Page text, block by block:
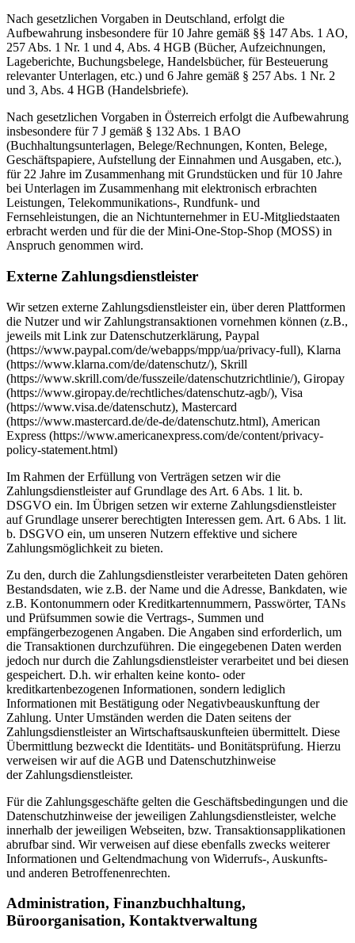
Nach gesetzlichen Vorgaben in Deutschland, erfolgt die
Aufbewahrung insbesondere für 10 Jahre gemäß §§ 147 Abs. 1 AO,
257 Abs. 1 Nr. 1 und 4, Abs. 4 HGB (Bücher, Aufzeichnungen,
Lageberichte, Buchungsbelege, Handelsbücher, für Besteuerung
relevanter Unterlagen, etc.) und 6 Jahre gemäß § 257 Abs. 1 Nr. 2
und 3, Abs. 4 HGB (Handelsbriefe).
Nach gesetzlichen Vorgaben in Österreich erfolgt die Aufbewahrung
insbesondere für 7 J gemäß § 132 Abs. 1 BAO
(Buchhaltungsunterlagen, Belege/Rechnungen, Konten, Belege,
Geschäftspapiere, Aufstellung der Einnahmen und Ausgaben, etc.),
für 22 Jahre im Zusammenhang mit Grundstücken und für 10 Jahre
bei Unterlagen im Zusammenhang mit elektronisch erbrachten
Leistungen, Telekommunikations-, Rundfunk- und
Fernsehleistungen, die an Nichtunternehmer in EU-Mitgliedstaaten
erbracht werden und für die der Mini-One-Stop-Shop (MOSS) in
Anspruch genommen wird.
Externe Zahlungsdienstleister
Wir setzen externe Zahlungsdienstleister ein, über deren Plattformen
die Nutzer und wir Zahlungstransaktionen vornehmen können (z.B.,
jeweils mit Link zur Datenschutzerklärung, Paypal
(https://www.paypal.com/de/webapps/mpp/ua/privacy-full), Klarna
(https://www.klarna.com/de/datenschutz/), Skrill
(https://www.skrill.com/de/fusszeile/datenschutzrichtlinie/), Giropay
(https://www.giropay.de/rechtliches/datenschutz-agb/), Visa
(https://www.visa.de/datenschutz), Mastercard
(https://www.mastercard.de/de-de/datenschutz.html), American
Express (https://www.americanexpress.com/de/content/privacy-
policy-statement.html)
Im Rahmen der Erfüllung von Verträgen setzen wir die
Zahlungsdienstleister auf Grundlage des Art. 6 Abs. 1 lit. b.
DSGVO ein. Im Übrigen setzen wir externe Zahlungsdienstleister
auf Grundlage unserer berechtigten Interessen gem. Art. 6 Abs. 1 lit.
b. DSGVO ein, um unseren Nutzern effektive und sichere
Zahlungsmöglichkeit zu bieten.
Zu den, durch die Zahlungsdienstleister verarbeiteten Daten gehören
Bestandsdaten, wie z.B. der Name und die Adresse, Bankdaten, wie
z.B. Kontonummern oder Kreditkartennummern, Passwörter, TANs
und Prüfsummen sowie die Vertrags-, Summen und
empfängerbezogenen Angaben. Die Angaben sind erforderlich, um
die Transaktionen durchzuführen. Die eingegebenen Daten werden
jedoch nur durch die Zahlungsdienstleister verarbeitet und bei diesen
gespeichert. D.h. wir erhalten keine konto- oder
kreditkartenbezogenen Informationen, sondern lediglich
Informationen mit Bestätigung oder Negativbeauskunftung der
Zahlung. Unter Umständen werden die Daten seitens der
Zahlungsdienstleister an Wirtschaftsauskunfteien übermittelt. Diese
Übermittlung bezweckt die Identitäts- und Bonitätsprüfung. Hierzu
verweisen wir auf die AGB und Datenschutzhinweise
der Zahlungsdienstleister.
Für die Zahlungsgeschäfte gelten die Geschäftsbedingungen und die
Datenschutzhinweise der jeweiligen Zahlungsdienstleister, welche
innerhalb der jeweiligen Webseiten, bzw. Transaktionsapplikationen
abrufbar sind. Wir verweisen auf diese ebenfalls zwecks weiterer
Informationen und Geltendmachung von Widerrufs-, Auskunfts-
und anderen Betroffenenrechten.
Administration, Finanzbuchhaltung,
Büroorganisation, Kontaktverwaltung